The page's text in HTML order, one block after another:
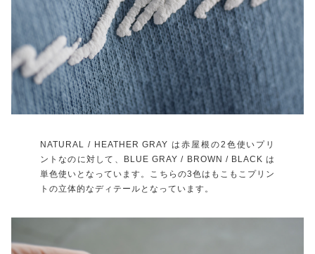
NATURAL / HEATHER GRAY は赤屋根の2色使いプリ
ントなのに対して、BLUE GRAY / BROWN / BLACK は
単色使いとなっています。こちらの3色はもこもこプリン
トの立体的なディテールとなっています。